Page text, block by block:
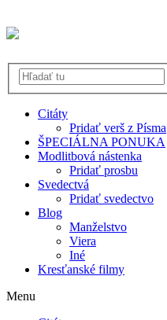
Citáty
Pridať verš z Písma
ŠPECIÁLNA PONUKA
Modlitbová nástenka
Pridať prosbu
Svedectvá
Pridať svedectvo
Blog
Manželstvo
Viera
Iné
Kresťanské filmy
Menu